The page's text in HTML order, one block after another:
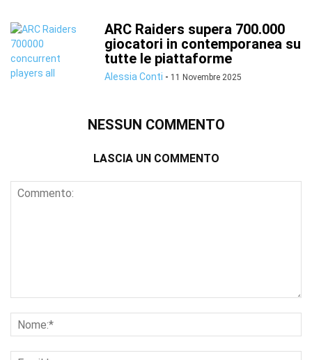
ARC Raiders supera 700.000
giocatori in contemporanea su
tutte le piattaforme
Alessia Conti - 11 Novembre 2025
NESSUN COMMENTO
LASCIA UN COMMENTO